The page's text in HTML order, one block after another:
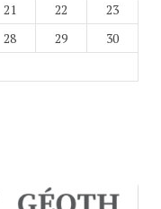
21 22
23
28 29
30